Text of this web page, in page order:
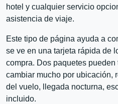
hotel y cualquier servicio
asistencia de viaje.
Este tipo de página ayuda a
se ve en una tarjeta rápida de
compra. Dos paquetes
cambiar mucho por ubicación,
del vuelo, llegada nocturna,
incluido.